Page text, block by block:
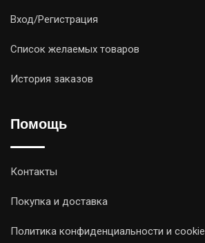
Вход/Регистрация
Список желаемых товаров
История заказов
Помощь
Контакты
Покупка и доставка
Политика конфиденциальности и cookie